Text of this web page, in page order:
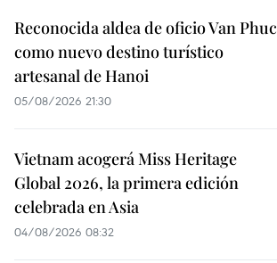
Reconocida aldea de oficio Van Phuc
como nuevo destino turístico
artesanal de Hanoi
05/08/2026 21:30
Vietnam acogerá Miss Heritage
Global 2026, la primera edición
celebrada en Asia
04/08/2026 08:32